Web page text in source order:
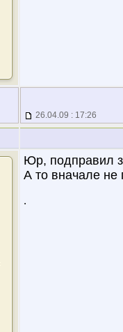
26.04.09 : 17:26
Юр, подправил
А то вначале не
.